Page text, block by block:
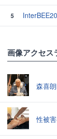
5
画像アクセス
森喜
性被